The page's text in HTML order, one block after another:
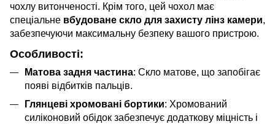
чохлу витонченості. Крім того, цей чохол має
спеціальне вбудоване скло для захисту лінз камери,
забезпечуючи максимальну безпеку вашого пристрою.
Особливості:
Матова задня частина: Скло матове, що запобігає
появі відбитків пальців.
Глянцеві хромовані бортики: Хромований
силіконовий обідок забезпечує додаткову міцність і